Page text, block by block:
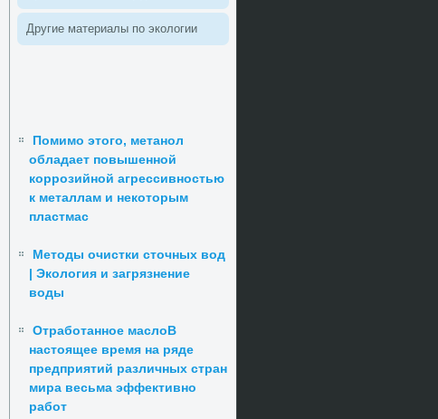
Другие материалы по эколοгии
Помимо этого, метанол
обладает повышенной
коррозийной агрессивностью
к металлам и некоторым
пластмас
Методы очистки сточных вод
| Экология и загрязнение
воды
Отработанное маслоВ
настоящее время на ряде
предприятий различных стран
мира весьма эффективно
работ